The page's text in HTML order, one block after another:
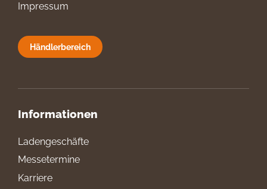
Impressum
Händlerbereich
Informationen
Ladengeschäfte
Messetermine
Karriere